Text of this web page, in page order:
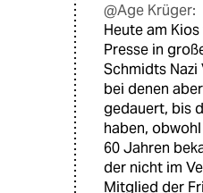
@Age Krüger:
Heute am
Presse in
Schmidts
bei denen
gedauert, bis
haben,
60 Jahren
der nicht im
Mitglied der